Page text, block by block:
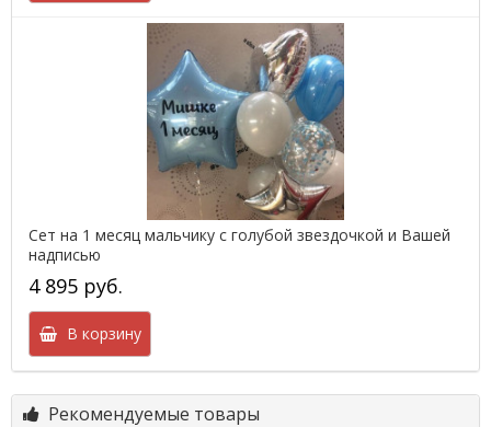
Сет на 1 месяц мальчику с голубой звездочкой и Вашей
надписью
4 895 руб.
В корзину
Рекомендуемые товары